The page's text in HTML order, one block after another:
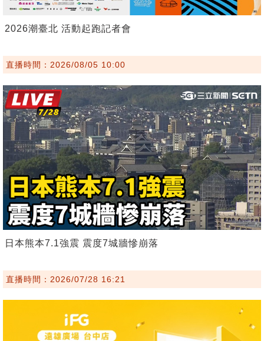
2026潮臺北 活動起跑記者會
直播時間：2026/08/05 10:00
日本熊本7.1強震 震度7城牆慘崩落
直播時間：2026/07/28 16:21